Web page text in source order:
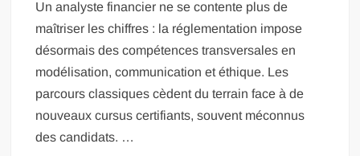
Un analyste financier ne se contente plus de
maîtriser les chiffres : la réglementation impose
désormais des compétences transversales en
modélisation, communication et éthique. Les
parcours classiques cèdent du terrain face à de
nouveaux cursus certifiants, souvent méconnus
des candidats. …